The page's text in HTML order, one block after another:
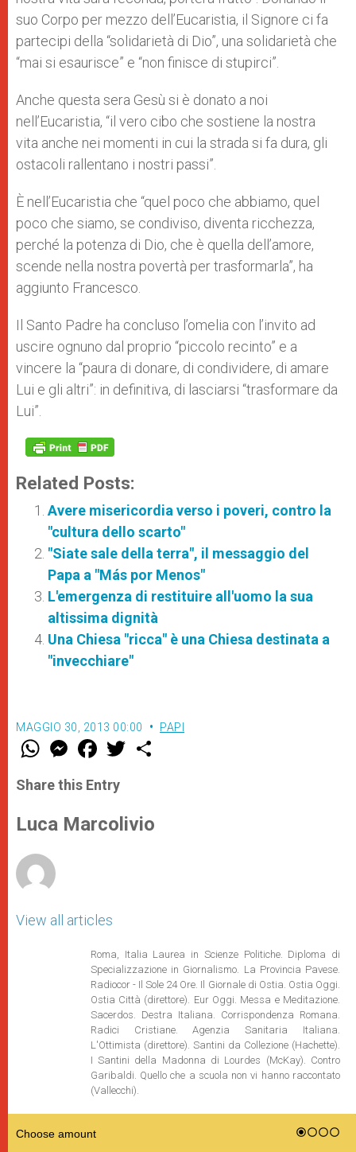
suo Corpo per mezzo dell’Eucaristia, il Signore ci fa
partecipi della “solidarietà di Dio”, una solidarietà che
“mai si esaurisce” e “non finisce di stupirci”.
Anche questa sera Gesù si è donato a noi
nell’Eucaristia, “il vero cibo che sostiene la nostra
vita anche nei momenti in cui la strada si fa dura, gli
ostacoli rallentano i nostri passi”.
È nell’Eucaristia che “quel poco che abbiamo, quel
poco che siamo, se condiviso, diventa ricchezza,
perché la potenza di Dio, che è quella dell’amore,
scende nella nostra povertà per trasformarla”, ha
aggiunto Francesco.
Il Santo Padre ha concluso l’omelia con l’invito ad
uscire ognuno dal proprio “piccolo recinto” e a
vincere la “paura di donare, di condividere, di amare
Lui e gli altri”: in definitiva, di lasciarsi “trasformare da
Lui”.
Related Posts:
Avere misericordia verso i poveri, contro la
"cultura dello scarto"
"Siate sale della terra", il messaggio del
Papa a "Más por Menos"
L'emergenza di restituire all'uomo la sua
altissima dignità
Una Chiesa "ricca" è una Chiesa destinata a
"invecchiare"
MAGGIO 30, 2013 00:00 PAPI
W
t
s
p
p
M
e
s
e
g
e
F
a
e
b
o
k
w
r
Share this Entry
Luca Marcolivio
View all articles
Roma, Italia Laurea in Scienze Politiche. Diploma di
Specializzazione in Giornalismo. La Provincia Pavese.
Radiocor - Il Sole 24 Ore. Il Giornale di Ostia. Ostia Oggi.
Ostia Città (direttore). Eur Oggi. Messa e Meditazione.
Sacerdos. Destra Italiana. Corrispondenza Romana.
Radici Cristiane. Agenzia Sanitaria Italiana.
L'Ottimista (direttore). Santini da Collezione (Hachette).
I Santini della Madonna di Lourdes (McKay). Contro
Garibaldi. Quello che a scuola non vi hanno raccontato
(Vallecchi).